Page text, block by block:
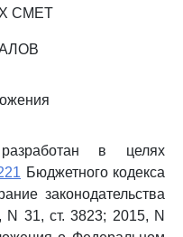
СМЕТ
в целях
Бюджетного кодекса
законодательства
N 31, ст. 3823; 2015, N